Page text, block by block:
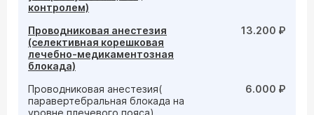
контролем)
Проводниковая анестезия
(селективная корешковая
лечебно-медикаментозная
блокада)
13.200 ₽
Проводниковая анестезия(
паравертебральная блокада на
уровне плечевого пояса)
6.000 ₽